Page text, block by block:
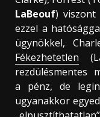
LaBeouf) viszont
ezzel a
ügynökkel,
Fékezhetetlen
rezdülésmentes
a pénz, de
ugyanakkor